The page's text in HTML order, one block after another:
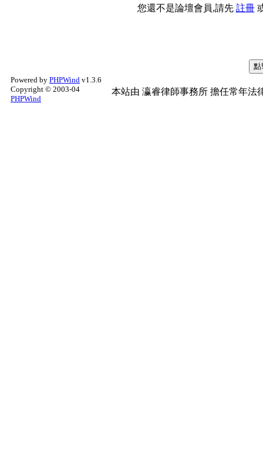
您還不是論壇會員,請先 註冊
Powered by PHPWind v1.3.6
Copyright © 2003-04
PHPWind
本站由 瀛睿律師事務所 擔任常年法